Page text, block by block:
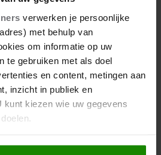
verwerken je persoonlijke
met behulp van
om informatie op uw
te gebruiken met als doel
en content, metingen aan
inzicht in publiek en
kunt kiezen wie uw gegevens
we ook graag: